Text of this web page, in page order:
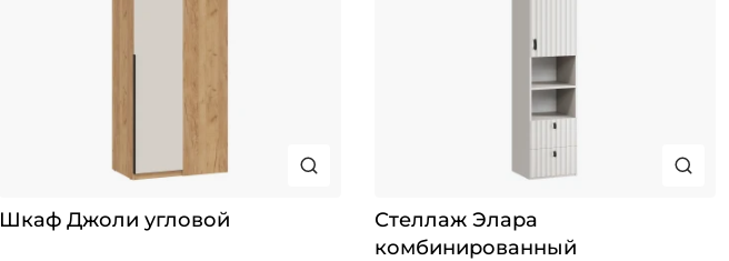
Шкаф Джоли угловой
Стеллаж Элара
комбинированный